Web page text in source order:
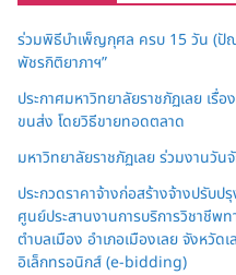
ร่วมพิธีบำเพ็ญกุศล ครบ 15 วัน (ปัณ
พัชรกิติยาภาฯ”
ประกาศมหาวิทยาลัยราชภัฏเลย เรื่
ขนส่ง โดยวิธีขายทอดตลาด
มหาวิทยาลัยราชภัฏเลย ร่วมงานวัน
ประกวดราคาจ้างก่อสร้างจ้างปรับ
ศูนย์ประสานงานการบริการวิชาชี
ตำบลเมือง อำเภอเมืองเลย จังหวัด
อิเล็กทรอนิกส์ (e-bidding)